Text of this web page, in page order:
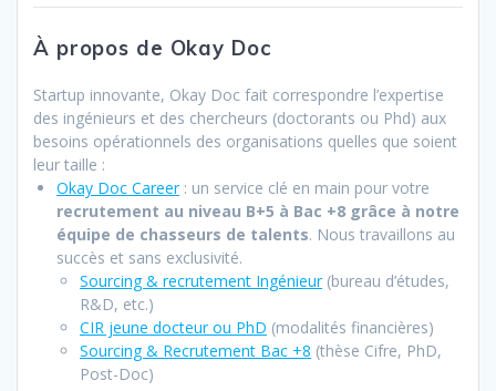
À propos de Okay Doc
Startup innovante, Okay Doc fait correspondre l’expertise
des ingénieurs et des chercheurs (doctorants ou Phd) aux
besoins opérationnels des organisations quelles que soient
leur taille :
Okay Doc Career: un service clé en main pour votre
recrutement au niveau B+5 à Bac +8 grâce à notre
équipe de chasseurs de talents. Nous travaillons au
succès et sans exclusivité.
Sourcing & recrutement Ingénieur(bureau d’études,
R&D, etc.)
CIR jeune docteur ou PhD (modalités financières)
Sourcing & Recrutement Bac +8 (thèse Cifre, PhD,
Post-Doc)